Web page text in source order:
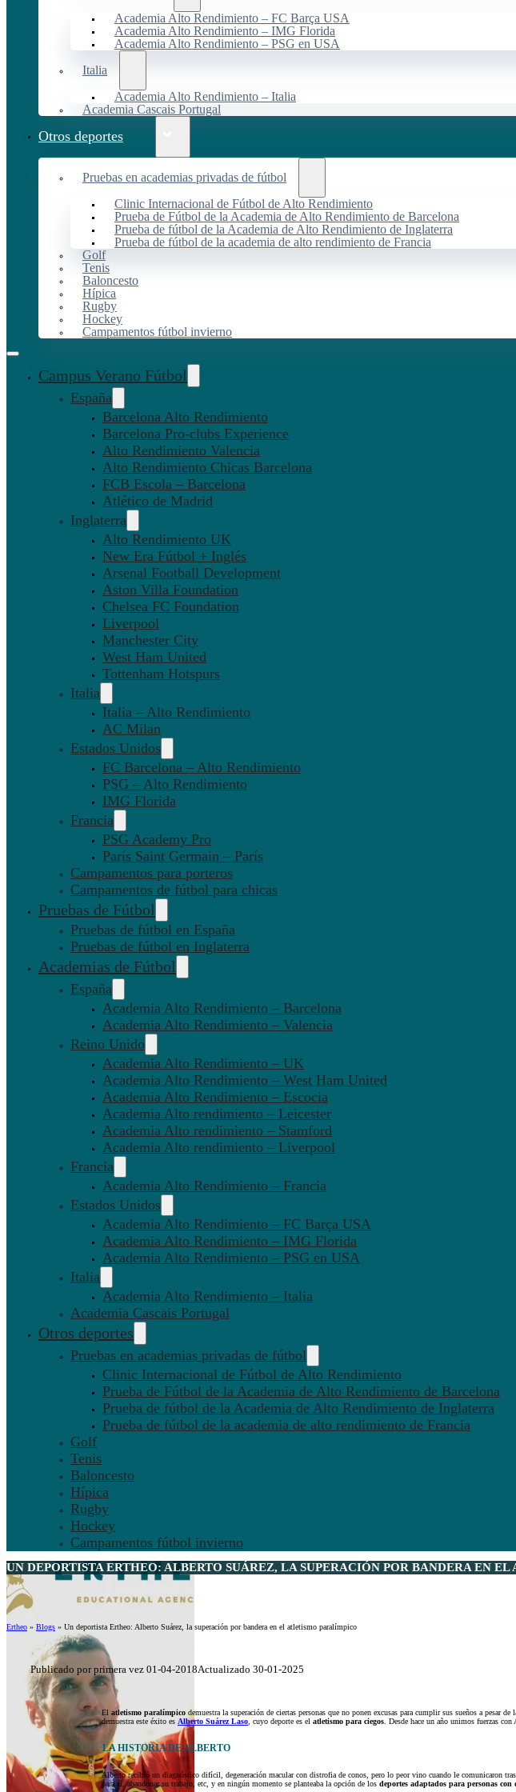
Academia Alto Rendimiento – FC Barça USA
Academia Alto Rendimiento – IMG Florida
Academia Alto Rendimiento – PSG en USA
Italia
Academia Alto Rendimiento – Italia
Academia Cascais Portugal
Otros deportes
Pruebas en academias privadas de fútbol
Clinic Internacional de Fútbol de Alto Rendimiento
Prueba de Fútbol de la Academia de Alto Rendimiento de Barcelona
Prueba de fútbol de la Academia de Alto Rendimiento de Inglaterra
Prueba de fútbol de la academia de alto rendimiento de Francia
Golf
Tenis
Baloncesto
Hípica
Rugby
Hockey
Campamentos fútbol invierno
Campus Verano Fútbol
España
Barcelona Alto Rendimiento
Barcelona Pro-clubs Experience
Alto Rendimiento Valencia
Alto Rendimiento Chicas Barcelona
FCB Escola – Barcelona
Atlético de Madrid
Inglaterra
Alto Rendimiento UK
New Era Fútbol + Inglés
Arsenal Football Development
Aston Villa Foundation
Chelsea FC Foundation
Liverpool
Manchester City
West Ham United
Tottenham Hotspurs
Italia
Italia – Alto Rendimiento
AC Milan
Estados Unidos
FC Barcelona – Alto Rendimiento
PSG – Alto Rendimiento
IMG Florida
Francia
PSG Academy Pro
París Saint Germain – París
Campamentos para porteros
Campamentos de fútbol para chicas
Pruebas de Fútbol
Pruebas de fútbol en España
Pruebas de fútbol en Inglaterra
Academias de Fútbol
España
Academia Alto Rendimiento – Barcelona
Academia Alto Rendimiento – Valencia
Reino Unido
Academia Alto Rendimiento – UK
Academia Alto Rendimiento – West Ham United
Academia Alto Rendimiento – Escocia
Academia Alto rendimiento – Leicester
Academia Alto rendimiento – Stamford
Academia Alto rendimiento – Liverpool
Francia
Academia Alto Rendimiento – Francia
Estados Unidos
Academia Alto Rendimiento – FC Barça USA
Academia Alto Rendimiento – IMG Florida
Academia Alto Rendimiento – PSG en USA
Italia
Academia Alto Rendimiento – Italia
Academia Cascais Portugal
Otros deportes
Pruebas en academias privadas de fútbol
Clinic Internacional de Fútbol de Alto Rendimiento
Prueba de Fútbol de la Academia de Alto Rendimiento de Barcelona
Prueba de fútbol de la Academia de Alto Rendimiento de Inglaterra
Prueba de fútbol de la academia de alto rendimiento de Francia
Golf
Tenis
Baloncesto
Hípica
Rugby
Hockey
Campamentos fútbol invierno
UN DEPORTISTA ERTHEO: ALBERTO SUÁREZ, LA SUPERACIÓN POR BANDERA EN
Ertheo » Blogs » Un deportista Ertheo: Alberto Suárez, la superación por bandera en el atletismo paralímpico
Publicado por primera vez 01-04-2018Actualizado 30-01-2025
El atletismo paralímpico demuestra la superación de ciertas personas que no ponen excusas para cumplir sus sueños a pesar
demuestra este éxito es Alberto Suárez Laso , cuyo deporte es el atletismo para ciegos . Desde hace un año unimos fuerzas
LA HISTORIA DE ALBERTO
Alberto recibió un diagnóstico difícil, degeneración macular con distrofia de conos, pero lo peor vino cuando le comunicaron
para él, abandonar su trabajo, etc, y en ningún momento se planteaba la opción de los deportes adaptados para personas con